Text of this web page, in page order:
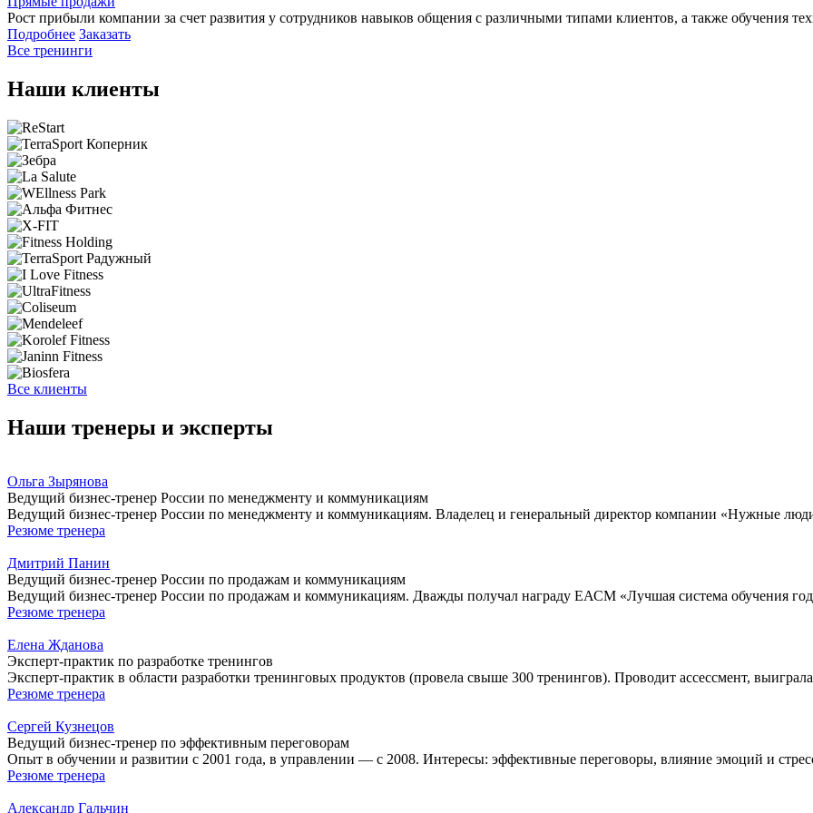
Рост прибыли компании за счет развития у сотрудников навыков общения с различными типами клиентов, а также обучения
Подробнее Заказать
Все тренинги
Наши клиенты
Все клиенты
Наши тренеры и эксперты
Ольга Зырянова
Ведущий бизнес-тренер России по менеджменту и коммуникациям
Ведущий бизнес-тренер России по менеджменту и коммуникациям. Владелец и генеральный директор компании «Нужные
Резюме тренера
Дмитрий Панин
Ведущий бизнес-тренер России по продажам и коммуникациям
Ведущий бизнес-тренер России по продажам и коммуникациям. Дважды получал награду ЕАСМ «Лучшая система обучения
Резюме тренера
Елена Жданова
Эксперт-практик по разработке тренингов
Эксперт-практик в области разработки тренинговых продуктов (провела свыше 300 тренингов). Проводит ассессмент,
Резюме тренера
Сергей Кузнецов
Ведущий бизнес-тренер по эффективным переговорам
Опыт в обучении и развитии с 2001 года, в управлении — с 2008. Интересы: эффективные переговоры, влияние эмоций и
Резюме тренера
Александр Гальчин